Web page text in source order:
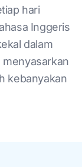
hari
Inggeris
dalam
kebanyakan